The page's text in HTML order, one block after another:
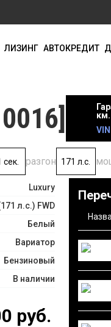
ЛИЗИНГ АВТОКРЕДИТ
км.
Luxury
л.с.) FWD
Белый
Вариатор
Бензиновый
В наличии
сек. разгон 171 л.с.
руб.